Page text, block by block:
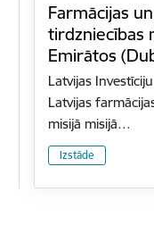
Farmācijas
tirdzniecības
Emirātos
Latvijas
Latvijas
misijā misijā…
Izstāde